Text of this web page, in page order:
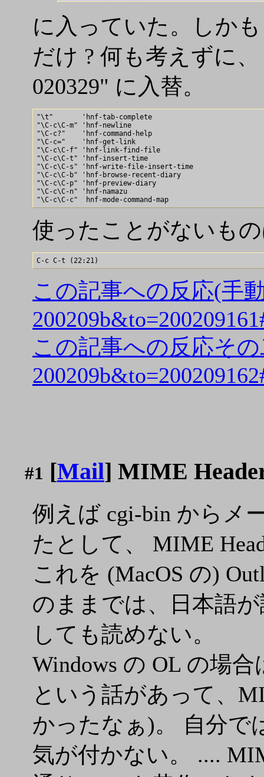
に入っていた。しか
だけ ? 何も考えずに、
020329" に入替。
"\t"       'hnf-tab-complete
"\C-c\C-m" 'hnf-newline
"\C-c?"    'hnf-command-help
"\C-c="    'hnf-get-link
"\C-c\C-f" 'hnf-link-find-file
"\C-c\C-t" 'hnf-insert-time
"\C-c\C-s" 'hnf-write-file-insert-time
"\C-c\C-b" 'hnf-browse-recent-diary
"\C-c\C-p" 'hnf-preview-diary
"\C-c\C-n" 'hnf-namazu
使ったことがないも
この記事への反応(手
この記事への反応その
#1 [Mail] MIME
例えば cgi-bin からメ
たとして、 MIME
これを (MacOS の)
のままでは、日本語
しても読めない。
Windows の OL の場
という話があって、
かったなぁ)。 自分で
気が付かない。 ....